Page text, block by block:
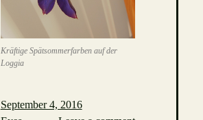
Kräftige Spätsommerfarben auf der
Loggia
September 4, 2016